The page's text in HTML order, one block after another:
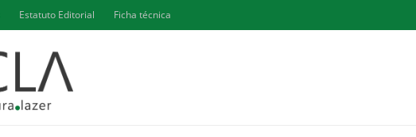
Estatuto Editorial Ficha técnica